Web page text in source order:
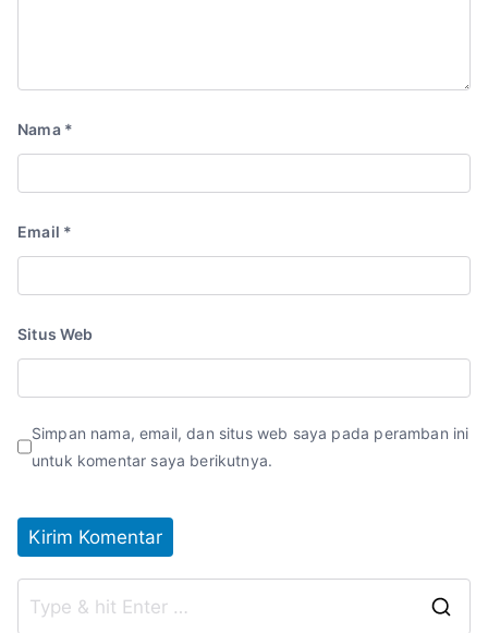
Nama *
Email *
Situs Web
Simpan nama, email, dan situs web saya pada peramban ini
untuk komentar saya berikutnya.